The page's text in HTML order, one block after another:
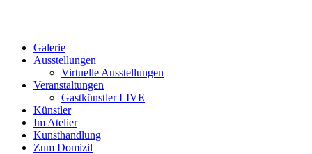
Galerie
Ausstellungen
Virtuelle Ausstellungen
Veranstaltungen
Gastkünstler LIVE
Künstler
Im Atelier
Kunsthandlung
Zum Domizil